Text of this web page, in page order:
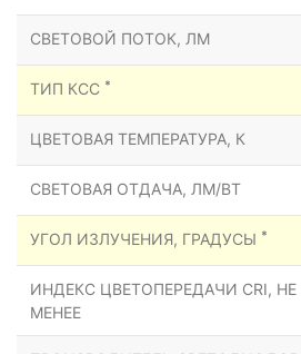
СВЕТОВОЙ ПОТОК, ЛМ
ТИП КСС *
ЦВЕТОВАЯ ТЕМПЕРАТУРА, К
СВЕТОВАЯ ОТДАЧА, ЛМ/ВТ
УГОЛ ИЗЛУЧЕНИЯ, ГРАДУСЫ *
ИНДЕКС ЦВЕТОПЕРЕДАЧИ CRI, НЕ
МЕНЕЕ